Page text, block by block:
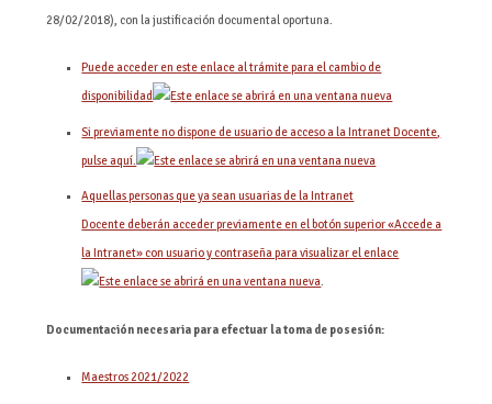
28/02/2018), con la justificación documental oportuna.
Puede acceder en este enlace al trámite para el cambio de
disponibilidad
Si previamente no dispone de usuario de acceso a la Intranet Docente,
pulse aquí.
Aquellas personas que ya sean usuarias de la Intranet
Docente deberán acceder previamente en el botón superior «Accede a
la Intranet» con usuario y contraseña para visualizar el enlace
.
Documentación necesaria para efectuar la toma de posesión:
Maestros 2021/2022